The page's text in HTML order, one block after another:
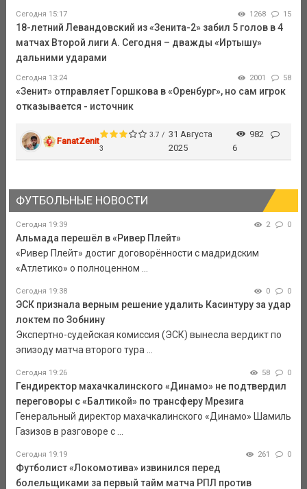
Сегодня 15:17 1268 15
18-летний Левандовский из «Зенита-2» забил 5 голов в 4
матчах Второй лиги А. Сегодня – дважды «Иртышу»
дальними ударами
Сегодня 13:24 2001 58
«Зенит» отправляет Горшкова в «Оренбург», но сам игрок
отказывается - источник
FanatZenit
3.7 /
3
31 Августа
2025
982
6
ФУТБОЛЬНЫЕ НОВОСТИ
Сегодня 19:39 2 0
Альмада перешёл в «Ривер Плейт»
«Ривер Плейт» достиг договорённости с мадридским
«Атлетико» о полноценном ...
Сегодня 19:38 0 0
ЭСК признала верным решение удалить Касинтуру за удар
локтем по Зобнину
Экспертно-судейская комиссия (ЭСК) вынесла вердикт по
эпизоду матча второго тура ...
Сегодня 19:26 58 0
Гендиректор махачкалинского «Динамо» не подтвердил
переговоры с «Балтикой» по трансферу Мрезига
Генеральный директор махачкалинского «Динамо» Шамиль
Газизов в разговоре с ...
Сегодня 19:19 261 0
Футболист «Локомотива» извинился перед
болельщиками за первый тайм матча РПЛ против